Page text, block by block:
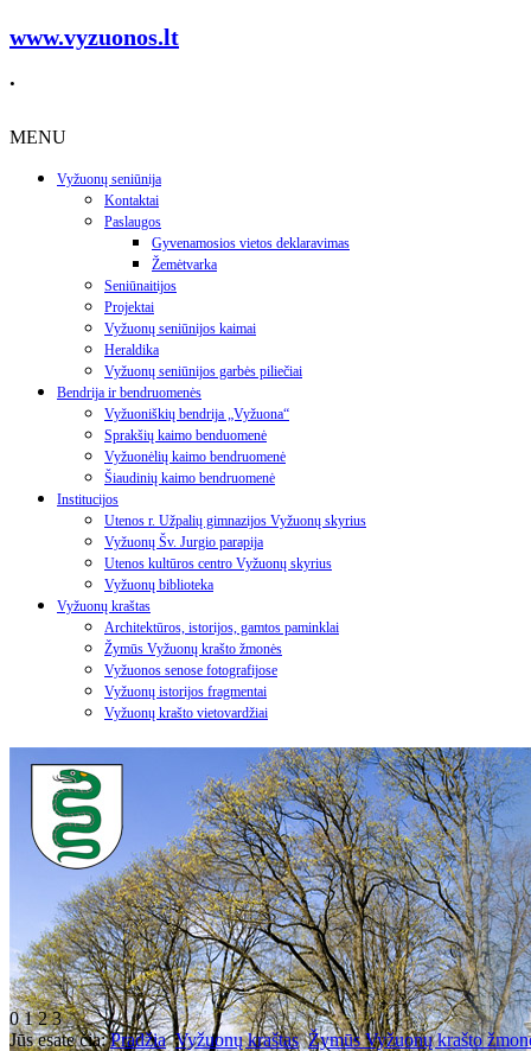
www.vyzuonos.lt
.
MENU
Vyžuonų seniūnija
Kontaktai
Paslaugos
Gyvenamosios vietos deklaravimas
Žemėtvarka
Seniūnaitijos
Projektai
Vyžuonų seniūnijos kaimai
Heraldika
Vyžuonų seniūnijos garbės piliečiai
Bendrija ir bendruomenės
Vyžuoniškių bendrija „Vyžuona“
Sprakšių kaimo benduomenė
Vyžuonėlių kaimo bendruomenė
Šiaudinių kaimo bendruomenė
Institucijos
Utenos r. Užpalių gimnazijos Vyžuonų skyrius
Vyžuonų Šv. Jurgio parapija
Utenos kultūros centro Vyžuonų skyrius
Vyžuonų biblioteka
Vyžuonų kraštas
Architektūros, istorijos, gamtos paminklai
Žymūs Vyžuonų krašto žmonės
Vyžuonos senose fotografijose
Vyžuonų istorijos fragmentai
Vyžuonų krašto vietovardžiai
0123
Jūs esate čia:Pradžia Vyžuonų kraštas Žymūs Vyžuonų krašto